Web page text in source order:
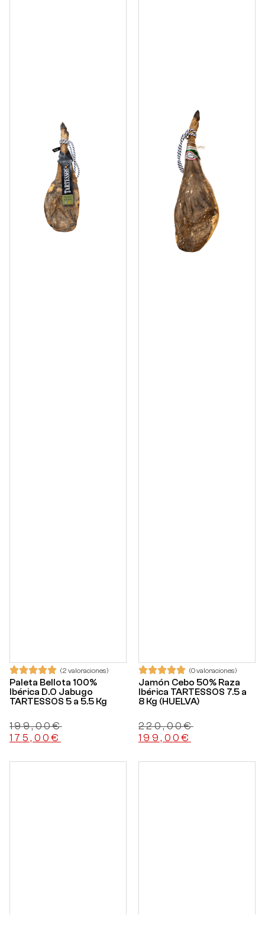
(2 valoraciones)
Paleta Bellota 100%
Ibérica D.O Jabugo
TARTESSOS 5 a 5.5 Kg
199,00€
175,00€
(0 valoraciones)
Jamón Cebo 50% Raza
Ibérica TARTESSOS 7.5 a
8 Kg (HUELVA)
220,00€
199,00€